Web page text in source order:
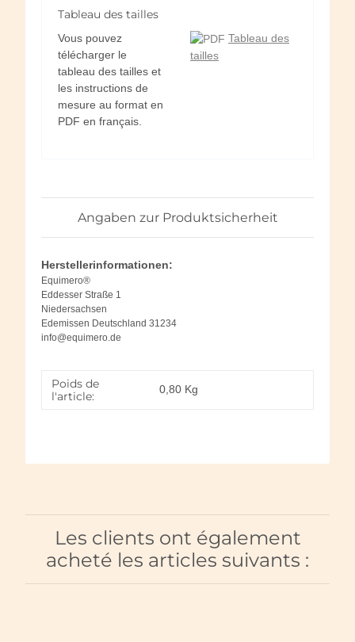
Tableau des tailles
Vous pouvez
télécharger le
tableau des tailles et
les instructions de
mesure au format en
PDF en français.
Tableau des
tailles
Angaben zur Produktsicherheit
Herstellerinformationen:
Equimero®
Eddesser Straße 1
Niedersachsen
Edemissen Deutschland 31234
info@equimero.de
Poids de
l'article:
0,80 Kg
Les clients ont également
acheté les articles suivants :